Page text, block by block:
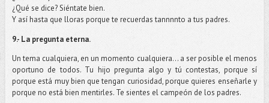
¿Qué se dice? Siéntate bien.
Y así hasta que lloras porque te recuerdas tannnnto a tus padres.
9.- La pregunta eterna.
Un tema cualquiera, en un momento cualquiera… a ser posible el menos
oportuno de todos. Tu hijo pregunta algo y tú contestas, porque sí
porque está muy bien que tengan curiosidad, porque quieres enseñarle y
porque no está bien mentirles. Te sientes el campeón de los padres.